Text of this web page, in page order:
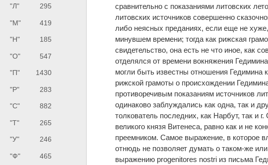
"Л" 295
"М" 419
"Н" 185
"О" 547
"П" 1430
"Р" 283
"С" 882
"Т" 265
"У" 246
"Ф" 465
сравнительно с показаниями литовских
литовских источников совершенно
либо неясных преданиях, если еще не
минувшем времени; тогда как рижская
свидетельство, она есть не что иное, как
отделялся от времени вокняжения
могли быть известны отношения Гедимина
рижской грамоты о происхождении
противоречивым показаниям источников
одинаково заблуждались как одна, так и
толкователь последних, как Нарбут, так и
великого князя Витенеса, равно как и не
преемником. Самое выражение, в которое
отнюдь не позволяет думать о таком-же
выражению progenitores nostri из письма